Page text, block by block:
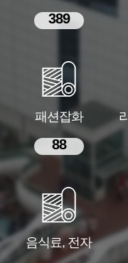
389
패션잡화
88
음식료, 전자